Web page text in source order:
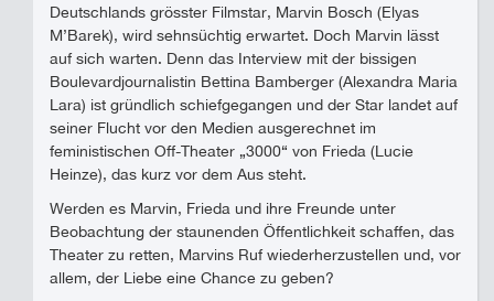
Deutschlands grösster Filmstar, Marvin Bosch (Elyas
M’Barek), wird sehnsüchtig erwartet. Doch Marvin lässt
auf sich warten. Denn das Interview mit der bissigen
Boulevardjournalistin Bettina Bamberger (Alexandra Maria
Lara) ist gründlich schiefgegangen und der Star landet auf
seiner Flucht vor den Medien ausgerechnet im
feministischen Off-Theater „3000“ von Frieda (Lucie
Heinze), das kurz vor dem Aus steht.
Werden es Marvin, Frieda und ihre Freunde unter
Beobachtung der staunenden Öffentlichkeit schaffen, das
Theater zu retten, Marvins Ruf wiederherzustellen und, vor
allem, der Liebe eine Chance zu geben?